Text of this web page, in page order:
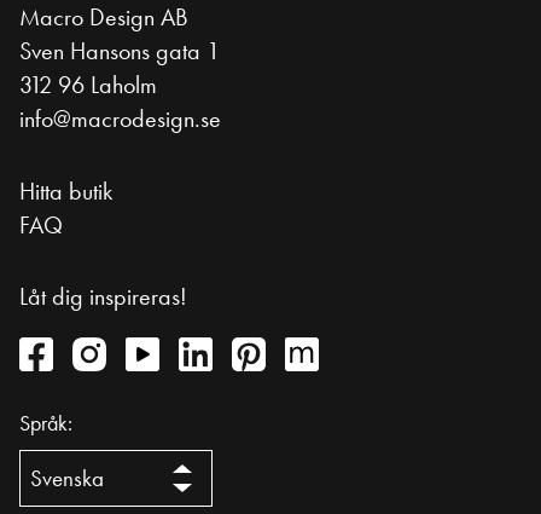
Macro Design AB
Sven Hansons gata 1
312 96 Laholm
info@macrodesign.se
Hitta butik
FAQ
Låt dig inspireras!
Språk: